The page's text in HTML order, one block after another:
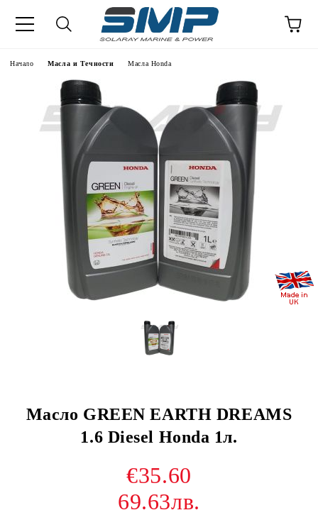
Начало Масла и Течности Масла Honda
Масло GREEN EARTH DREAMS
1.6 Diesel Honda 1л.
€35.60
69.63лв.